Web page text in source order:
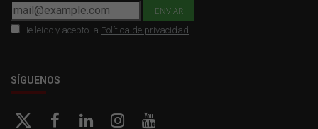
He leído y acepto la Política de privacidad
SÍGUENOS